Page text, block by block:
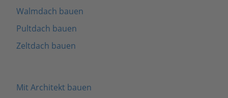
Walmdach bauen
Pultdach bauen
Zeltdach bauen
Mit Architekt bauen